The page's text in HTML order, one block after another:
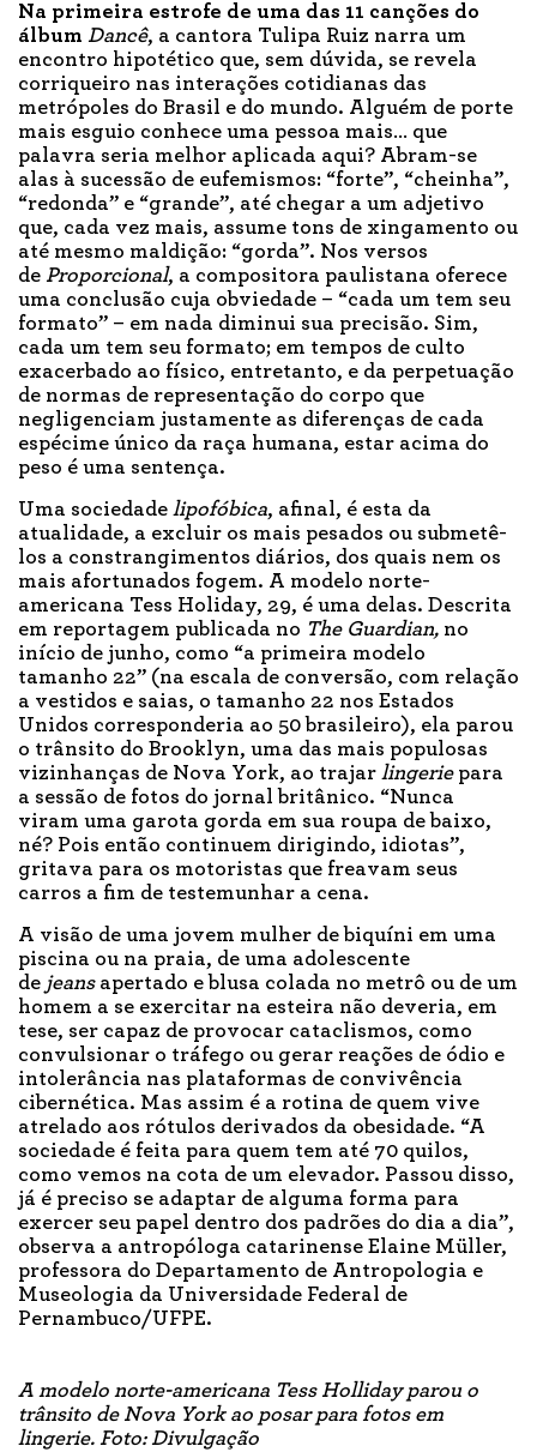
Na primeira estrofe de uma das 11 canções do
álbum Dancê, a cantora Tulipa Ruiz narra um
encontro hipotético que, sem dúvida, se revela
corriqueiro nas interações cotidianas das
metrópoles do Brasil e do mundo. Alguém de porte
mais esguio conhece uma pessoa mais… que
palavra seria melhor aplicada aqui? Abram-se
alas à sucessão de eufemismos: “forte”, “cheinha”,
“redonda” e “grande”, até chegar a um adjetivo
que, cada vez mais, assume tons de xingamento ou
até mesmo maldição: “gorda”. Nos versos
de Proporcional, a compositora paulistana oferece
uma conclusão cuja obviedade – “cada um tem seu
formato” – em nada diminui sua precisão. Sim,
cada um tem seu formato; em tempos de culto
exacerbado ao físico, entretanto, e da perpetuação
de normas de representação do corpo que
negligenciam justamente as diferenças de cada
espécime único da raça humana, estar acima do
peso é uma sentença.
Uma sociedade lipofóbica, afinal, é esta da
atualidade, a excluir os mais pesados ou submetê-
los a constrangimentos diários, dos quais nem os
mais afortunados fogem. A modelo norte-
americana Tess Holiday, 29, é uma delas. Descrita
em reportagem publicada no The Guardian, no
início de junho, como “a primeira modelo
tamanho 22” (na escala de conversão, com relação
a vestidos e saias, o tamanho 22 nos Estados
Unidos corresponderia ao 50 brasileiro), ela parou
o trânsito do Brooklyn, uma das mais populosas
vizinhanças de Nova York, ao trajar lingerie para
a sessão de fotos do jornal britânico. “Nunca
viram uma garota gorda em sua roupa de baixo,
né? Pois então continuem dirigindo, idiotas”,
gritava para os motoristas que freavam seus
carros a fim de testemunhar a cena.
A visão de uma jovem mulher de biquíni em uma
piscina ou na praia, de uma adolescente
de jeansapertado e blusa colada no metrô ou de um
homem a se exercitar na esteira não deveria, em
tese, ser capaz de provocar cataclismos, como
convulsionar o tráfego ou gerar reações de ódio e
intolerância nas plataformas de convivência
cibernética. Mas assim é a rotina de quem vive
atrelado aos rótulos derivados da obesidade. “A
sociedade é feita para quem tem até 70 quilos,
como vemos na cota de um elevador. Passou disso,
já é preciso se adaptar de alguma forma para
exercer seu papel dentro dos padrões do dia a dia”,
observa a antropóloga catarinense Elaine Müller,
professora do Departamento de Antropologia e
Museologia da Universidade Federal de
Pernambuco/UFPE.
A modelo norte-americana Tess Holliday parou o
trânsito de Nova York ao posar para fotos em
lingerie. Foto: Divulgação